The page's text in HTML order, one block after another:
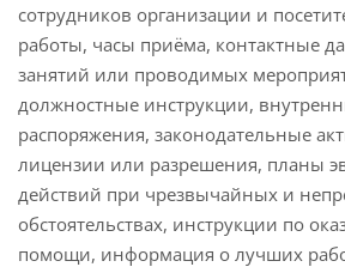
сотрудников организации и
работы, часы приёма, контактные
занятий или проводимых
должностные инструкции,
распоряжения, законодательные
лицензии или разрешения, планы
действий при чрезвычайных и
обстоятельствах, инструкции по
помощи, информация о лучших